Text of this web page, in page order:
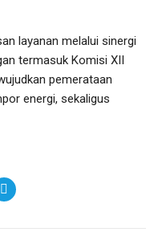
layanan melalui sinergi
termasuk Komisi XII
pemerataan
energi, sekaligus